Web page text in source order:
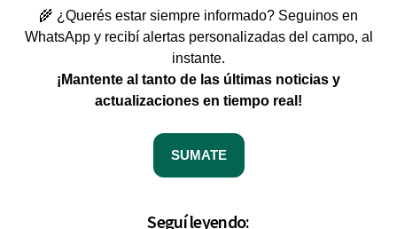
🌾 ¿Querés estar siempre informado? Seguinos en
WhatsApp y recibí alertas personalizadas del campo, al
instante.
¡Mantente al tanto de las últimas noticias y
actualizaciones en tiempo real!
SUMATE
Seguí leyendo: